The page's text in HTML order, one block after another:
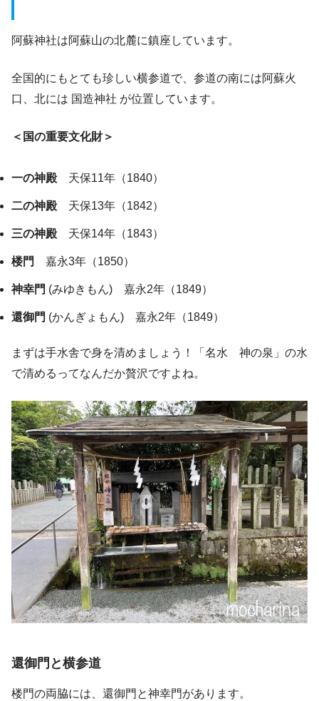
阿蘇神社は阿蘇山の北麓に鎮座しています。
全国的にもとても珍しい横参道で、参道の南には阿蘇火
口、北には 国造神社 が位置しています。
＜国の重要文化財＞
一の神殿天保11年（1840）
二の神殿天保13年（1842）
三の神殿天保14年（1843）
楼門 嘉永3年（1850）
神幸門 (みゆきもん) 嘉永2年（1849）
還御門 (かんぎょもん) 嘉永2年（1849）
まずは手水舎で身を清めましょう！「名水 神の泉」の水
で清めるってなんだか贅沢ですよね。
還御門と横参道
楼門の両脇には、還御門と神幸門があります。